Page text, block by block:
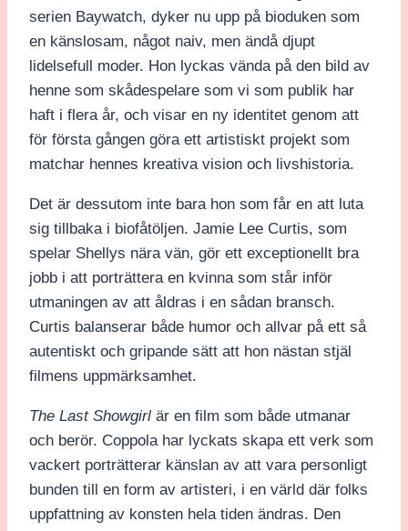
serien Baywatch, dyker nu upp på bioduken som
en känslosam, något naiv, men ändå djupt
lidelsefull moder. Hon lyckas vända på den bild av
henne som skådespelare som vi som publik har
haft i flera år, och visar en ny identitet genom att
för första gången göra ett artistiskt projekt som
matchar hennes kreativa vision och livshistoria.
Det är dessutom inte bara hon som får en att luta
sig tillbaka i biofåtöljen. Jamie Lee Curtis, som
spelar Shellys nära vän, gör ett exceptionellt bra
jobb i att porträttera en kvinna som står inför
utmaningen av att åldras i en sådan bransch.
Curtis balanserar både humor och allvar på ett så
autentiskt och gripande sätt att hon nästan stjäl
filmens uppmärksamhet.
The Last Showgirl är en film som både utmanar
och berör. Coppola har lyckats skapa ett verk som
vackert porträtterar känslan av att vara personligt
bunden till en form av artisteri, i en värld där folks
uppfattning av konsten hela tiden ändras. Den